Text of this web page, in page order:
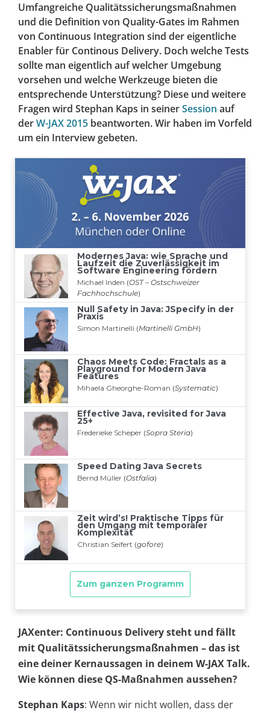
Umfangreiche Qualitätssicherungsmaßnahmen
und die Definition von Quality-Gates im Rahmen
von Continuous Integration sind der eigentliche
Enabler für Continous Delivery. Doch welche Tests
sollte man eigentlich auf welcher Umgebung
vorsehen und welche Werkzeuge bieten die
entsprechende Unterstützung? Diese und weitere
Fragen wird Stephan Kaps in seinerSession auf
derW-JAX 2015 beantworten. Wir haben im Vorfeld
um ein Interview gebeten.
JAXenter: Continuous Delivery steht und fällt
mit Qualitätssicherungsmaßnahmen – das ist
eine deiner Kernaussagen in deinem W-JAX Talk.
Wie können diese QS-Maßnahmen aussehen?
Stephan Kaps: Wenn wir nicht wollen, dass der